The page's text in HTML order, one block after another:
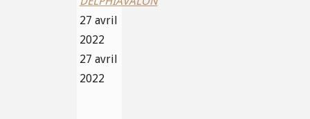
27 avril
2022
27 avril
2022